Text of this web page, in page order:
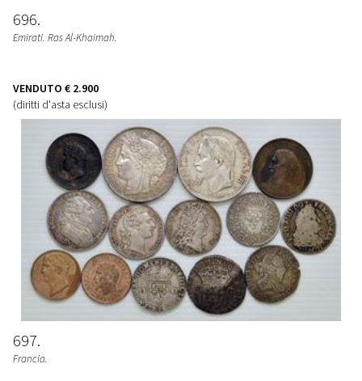
696
Emirati. Ras Al-Khaimah.
VENDUTO € 2.900
(diritti d'asta esclusi)
697
Francia.